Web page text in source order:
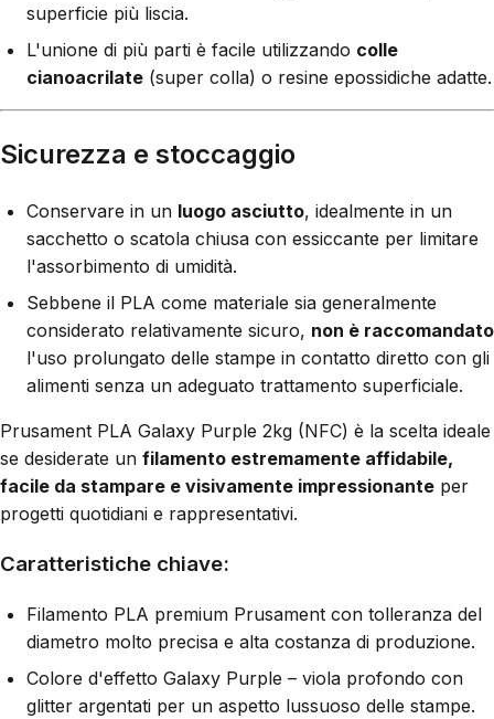
superficie più liscia.
L'unione di più parti è facile utilizzando colle
cianoacrilate (super colla) o resine epossidiche adatte.
Sicurezza e stoccaggio
Conservare in un luogo asciutto, idealmente in un
sacchetto o scatola chiusa con essiccante per limitare
l'assorbimento di umidità.
Sebbene il PLA come materiale sia generalmente
considerato relativamente sicuro, non è raccomandato
l'uso prolungato delle stampe in contatto diretto con gli
alimenti senza un adeguato trattamento superficiale.
Prusament PLA Galaxy Purple 2kg (NFC) è la scelta ideale
se desiderate un filamento estremamente affidabile,
facile da stampare e visivamente impressionante per
progetti quotidiani e rappresentativi.
Caratteristiche chiave:
Filamento PLA premium Prusament con tolleranza del
diametro molto precisa e alta costanza di produzione.
Colore d'effetto Galaxy Purple – viola profondo con
glitter argentati per un aspetto lussuoso delle stampe.